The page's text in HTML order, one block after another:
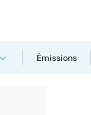
Émissions